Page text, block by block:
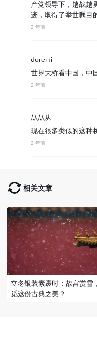
产党领导下，越战越
迹，取得了举世嘱目
2 年前
doremi
世界大桥看中国，中
2 年前
厸厸从
现在很多类似的这种
2 年前
相关文章
立冬银装素裹时：故宫赏雪
觅这份古典之美？